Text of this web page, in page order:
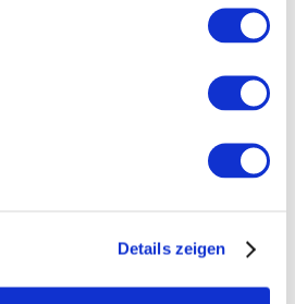
Details zeigen